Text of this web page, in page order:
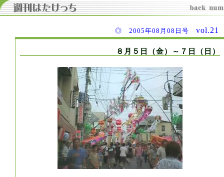
◎ 2005年08月08日号
８月５日（金）～７日（日）